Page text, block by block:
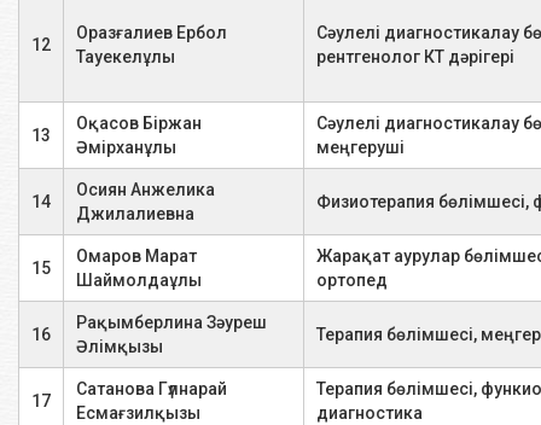
Қалқанша бездің УДЗ 1 зерттеу 4000
Өт көпіршігі мен ағындардың
УДЗ
1 зерттеу
Ұйқы безінің УДЗ 1 зерттеу 5500
Бүйректің УДЗ 1 зерттеу
Бүйрек сүйектерінің түйіндері 1 зерттеу
Қалдық несеппен несептің УДЗ 1 зерттеу
12
Оразғалиев Ербол
Тауекелұлы
Сәулелі диагностикалау
рентгенолог КТ дәрігері
13
Оқасов Біржан
Әмірханұлы
Сәулелі диагностикалау
меңгеруші
14
Осиян Анжелика
Джилалиевна
Физиотерапия бөлімшесі,
15
Омаров Марат
Шаймолдаұлы
Жарақат аурулар
ортопед
16
Рақымберлина Зәуреш
Әлімқызы
Терапия бөлімшесі,
17
Сатанова Гүлнарай
Есмағзилқызы
Терапия бөлімшесі,
диагностика